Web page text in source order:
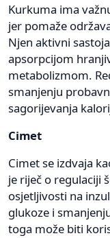
Kurkuma ima
jer pomaže
Njen aktivni
apsorpcijom
metabolizmom.
smanjenju
sagorijevanja
Cimet
Cimet se izdvaja
je riječ o regulaciji
osjetljivosti na
glukoze i
toga može biti